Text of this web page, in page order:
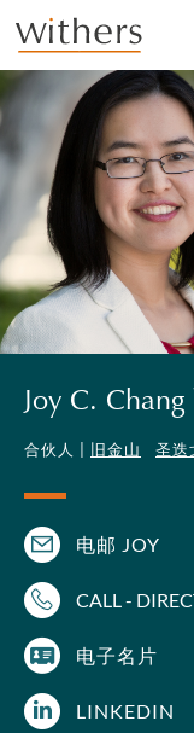
Skip to main content
Joy C.
合伙人 | 旧金山 圣迭
电邮 JOY
CALL -
电子名片
LINKEDIN